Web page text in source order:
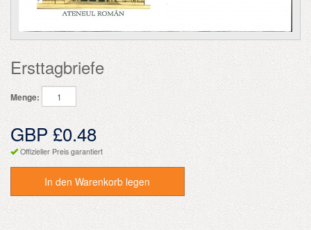
Ersttagbriefe
Menge:
GBP £0.48
Offizieller Preis garantiert
In den Warenkorb legen